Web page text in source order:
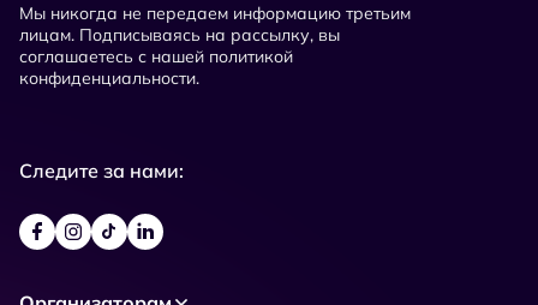
Мы никогда не передаем информацию третьим
лицам. Подписываясь на рассылку, вы
соглашаетесь с нашей политикой
конфиденциальности.
Следите за нами: